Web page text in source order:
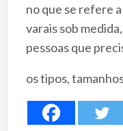
no que se refere
varais sob
pessoas que
os tipos,